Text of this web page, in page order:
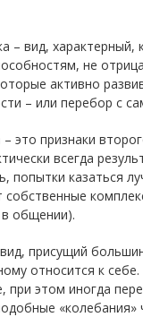
– вид,
не
активно
– или перебор с
– это признаки
всегда
попытки казаться
собственные
общении).
присущий
относится к
при этом иногда
«колебания»